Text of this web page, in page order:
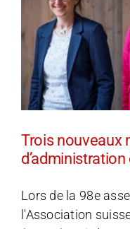
Trois nouveaux
d’administration
Lors de la 98e
l'Association